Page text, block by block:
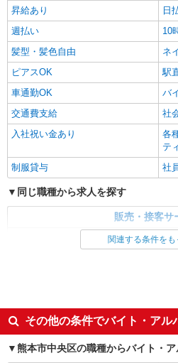
昇給あり
日
週払い
10
髪型・髪色自由
ネ
ピアスOK
駅
車通勤OK
バ
交通費支給
社
入社祝い金あり
各
テ
制服貸与
社
同じ職種から求人を探す
販売・接客サ
英語が活かせる
ボ
日払い
車
交通費支給
社
関連する条件をも
その他の条件でバイト・アル
熊本市中央区の職種からバイト・